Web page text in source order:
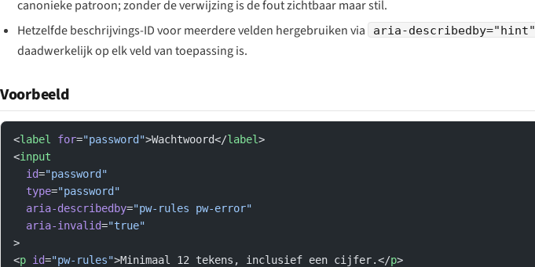
canonieke patroon; zonder de verwijzing is de fout zichtbaar maar stil.
Hetzelfde beschrijvings-ID voor meerdere velden hergebruiken via
aria-describedby="hint"
daadwerkelijk op elk veld van toepassing is.
Voorbeeld
<label for="password">Wachtwoord</label>
<input
  id
="password"
  type
="password"
  aria-describedby
="pw-rules pw-error"
  aria-invalid
="true"
>
<p id="pw-rules">Minimaal 12 tekens, inclusief een cijfer.</p>